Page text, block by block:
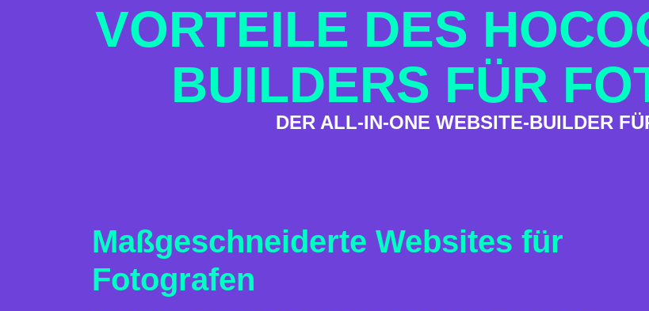
VORTEILE DES
BUILDERS FÜR
DER ALL-IN-ONE WEBSITE-BUILDER
Maßgeschneiderte Websites für
Fotografen